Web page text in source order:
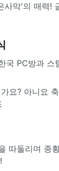
사막'의 매력!
국 PC방과 스
요? 아니요
따돌리며 종